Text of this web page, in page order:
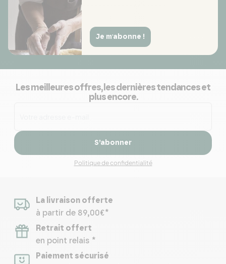
Je m'abonne !
Les meilleures offres, les dernières tendances et
plus encore.
S’abonner
Politique de confidentialité
La livraison offerte
à partir de 89,00€*
Retrait offert
en point relais *
Paiement sécurisé